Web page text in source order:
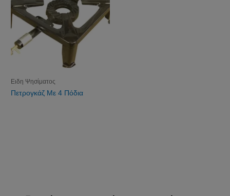
Ειδη Ψησίματος
Πετρογκάζ Με 4 Πόδια